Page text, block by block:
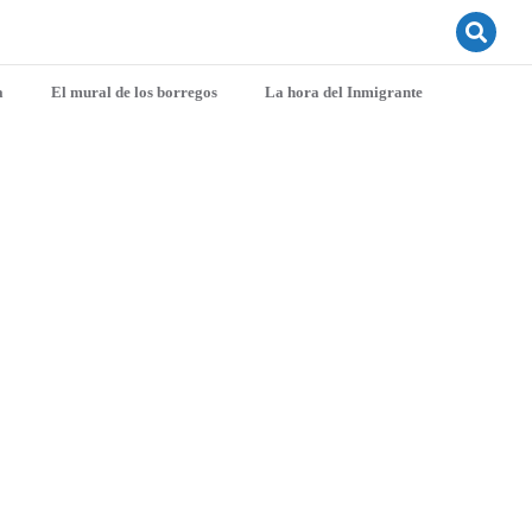
El mural de los borregos La hora del Inmigrante